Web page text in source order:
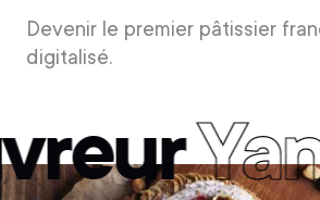
Devenir le premier pâtissier
digitalisé.